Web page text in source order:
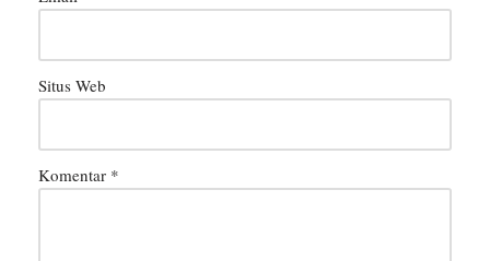
Situs Web
Komentar *